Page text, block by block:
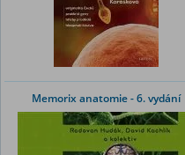
Memorix anatomie - 6. vydání